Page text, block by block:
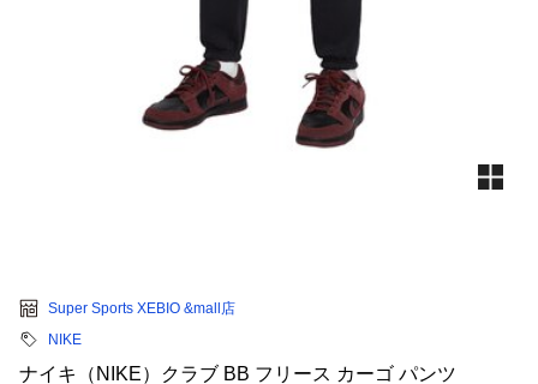
Super Sports XEBIO &mall店
NIKE
ナイキ（NIKE）クラブ BB フリース カーゴ パンツ